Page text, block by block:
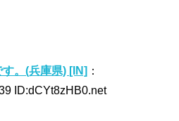
。(兵庫県) [IN] ：
ID:dCYt8zHB0.net